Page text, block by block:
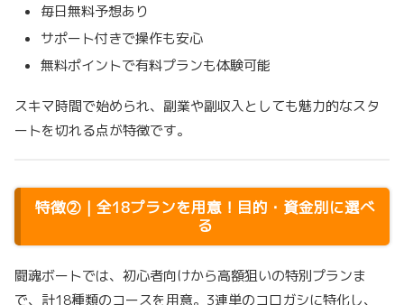
毎日無料予想あり
サポート付きで操作も安心
無料ポイントで有料プランも体験可能
スキマ時間で始められ、副業や副収入としても魅力的なスタ
ートを切れる点が特徴です。
特徴②｜全18プランを用意！目的・資金別に選べ
る
闘魂ボートでは、初心者向けから高額狙いの特別プランま
で、計18種類のコースを用意。3連単のコロガシに特化し、